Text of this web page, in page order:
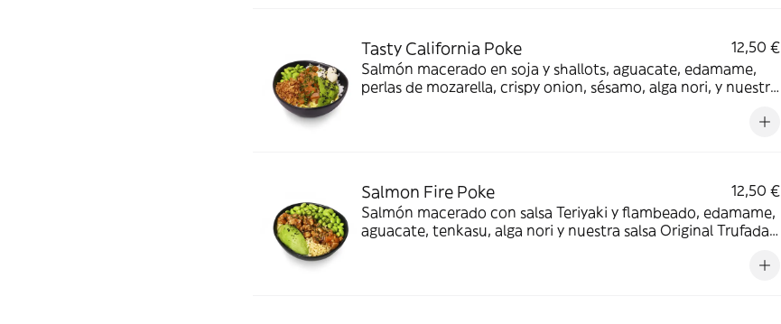
Tasty California Poke
12,50 €
Salmón macerado en soja y shallots, aguacate, edamame,
perlas de mozarella, crispy onion, sésamo, alga nori, y nuestra
Salmon Fire Poke
12,50 €
Salmón macerado con salsa Teriyaki y flambeado, edamame,
aguacate, tenkasu, alga nori y nuestra salsa Original Trufada